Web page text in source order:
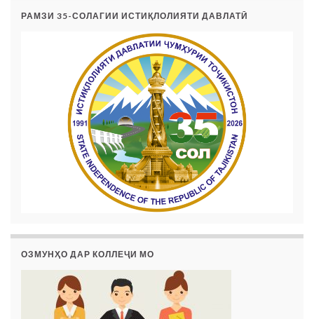
РАМЗИ 35-СОЛАГИИ ИСТИҚЛОЛИЯТИ ДАВЛАТӢ
ОЗМУНҲО ДАР КОЛЛЕҶИ МО